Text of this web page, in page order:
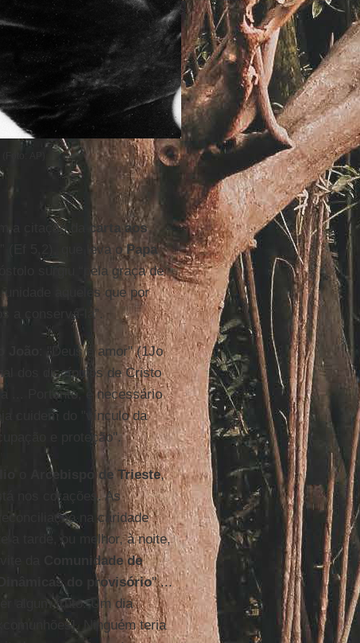
AP)
a citação da
carta aos
(Ef 5,2), que leva oPapa
surgiu “pela graça de
aqueles que por
a conservá-la”.
: "Deus é amor" (1Jo
dos discípulos de Cristo
... Portanto, é necessário
cuidem do "vínculo da
e proteção".
Arcebispo de Trieste,
nos corações. As
na caridade
a tarde, ou melhor, à noite,
da
Comunidade de
Dinâmicas do provisório" ...
algum fruto. Um dia
Ninguém teria